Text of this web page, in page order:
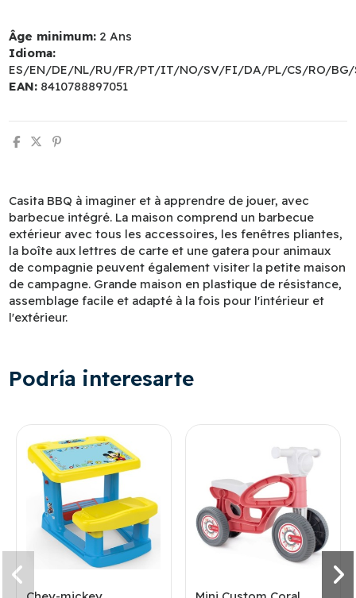
Âge minimum: 2 Ans
Idioma:
ES/EN/DE/NL/RU/FR/PT/IT/NO/SV/FI/DA/PL/CS/RO/
EAN: 8410788897051
Casita BBQ à imaginer et à apprendre de jouer, avec
barbecue intégré. La maison comprend un barbecue
extérieur avec tous les accessoires, les fenêtres pliantes,
la boîte aux lettres de carte et une gatera pour animaux
de compagnie peuvent également visiter la petite maison
de campagne. Grande maison en plastique de résistance,
assemblage facile et adapté à la fois pour l'intérieur et
l'extérieur.
Podría interesarte